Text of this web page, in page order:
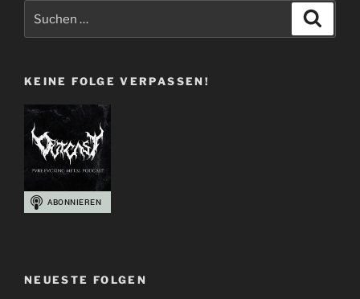
KEINE FOLGE VERPASSEN!
NEUESTE FOLGEN